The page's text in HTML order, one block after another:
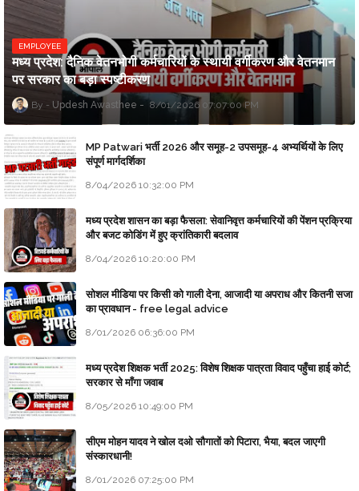
EMPLOYEE
मध्य प्रदेश: दैनिक वेतनभोगी कर्मचारियों के स्थायी वर्गीकरण और वेतनमान
पर सरकार का बड़ा स्पष्टीकरण
Updesh Awasthee 8/01/2026 07:07:00 PM
MP Patwari भर्ती 2026 और समूह-2 उपसमूह-4 अभ्यर्थियों के लिए
संपूर्ण मार्गदर्शिका
8/04/2026 10:32:00 PM
मध्य प्रदेश शासन का बड़ा फैसला: सेवानिवृत्त कर्मचारियों की पेंशन प्रक्रिया
और बजट कोडिंग में हुए क्रांतिकारी बदलाव
8/04/2026 10:20:00 PM
सोशल मीडिया पर किसी को गाली देना, आजादी या अपराध और कितनी सजा
का प्रावधान - free legal advice
8/01/2026 06:36:00 PM
मध्य प्रदेश शिक्षक भर्ती 2025: विशेष शिक्षक पात्रता विवाद पहुँचा हाई कोर्ट;
सरकार से माँगा जवाब
8/05/2026 10:49:00 PM
सीएम मोहन यादव ने खोल दओ सौगातों को पिटारा, भैया, बदल जाएगी
संस्कारधानी!
8/01/2026 07:25:00 PM